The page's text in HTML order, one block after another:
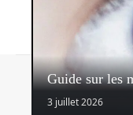
Guide sur les
3 juillet 2026
Contact